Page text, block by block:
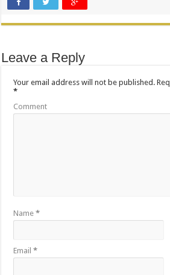
Leave a Reply
Your email address will not be published.
*
Comment
Name*
Email*